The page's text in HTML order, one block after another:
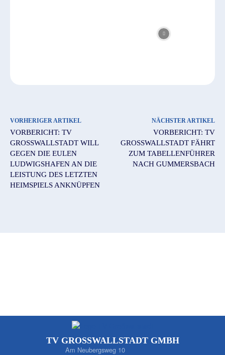
VORHERIGER ARTIKEL
VORBERICHT: TV
GROSSWALLSTADT WILL G
EGEN DIE EULEN L
UDWIGSHAFEN AN DIE L
EISTUNG DES LETZTEN H
EIMSPIELS ANKNÜPFEN
NÄCHSTER ARTIKEL
VORBERICHT: TV
GROSSWALLSTADT FÄHRT Z
UM TABELLENFÜHRER N
ACH GUMMERSBACH
TV GROSSWALLSTADT GMBH
Am Neubergsweg 10